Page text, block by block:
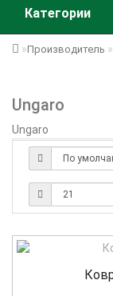
Категории
Производитель
Ungaro
Ungaro